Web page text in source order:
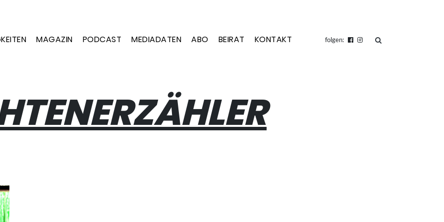
MAGAZIN PODCAST MEDIADATEN ABO BEIRAT KONTAKT folgen: suchen